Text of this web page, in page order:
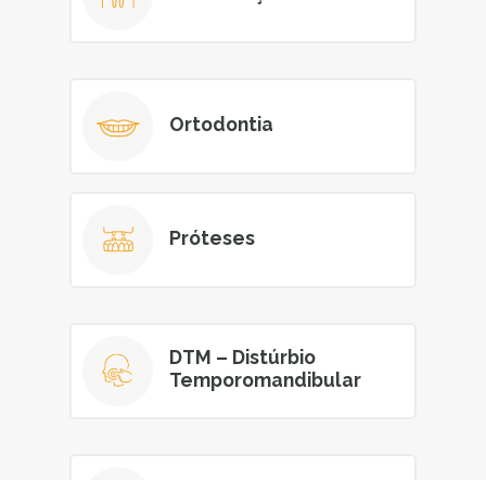
Ortodontia
Próteses
DTM – Distúrbio
Temporomandibular